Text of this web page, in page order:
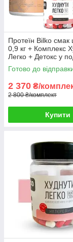
Протеїн Bilko смак
0,9 кг + Комплекс
Легко + Детокс у
Готово до
2 370 ₴/
2 800 ₴/комплект
Купити